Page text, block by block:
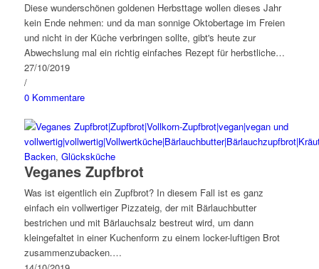
Diese wunderschönen goldenen Herbsttage wollen dieses Jahr
kein Ende nehmen: und da man sonnige Oktobertage im Freien
und nicht in der Küche verbringen sollte, gibt's heute zur
Abwechslung mal ein richtig einfaches Rezept für herbstliche…
27/10/2019
/
0 Kommentare
Backen, Glücksküche
Veganes Zupfbrot
Was ist eigentlich ein Zupfbrot? In diesem Fall ist es ganz
einfach ein vollwertiger Pizzateig, der mit Bärlauchbutter
bestrichen und mit Bärlauchsalz bestreut wird, um dann
kleingefaltet in einer Kuchenform zu einem locker-luftigen Brot
zusammenzubacken.…